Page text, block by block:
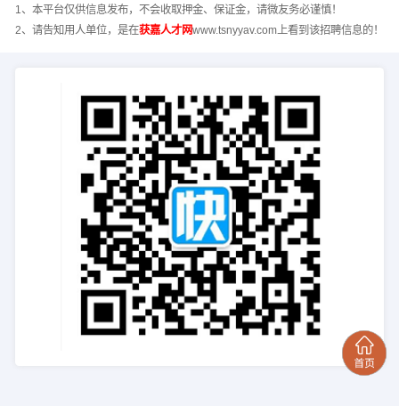
1、本平台仅供信息发布，不会收取押金、保证金，请微友务必谨慎！
2、请告知用人单位，是在获嘉人才网www.tsnyyav.com上看到该招聘信息的！